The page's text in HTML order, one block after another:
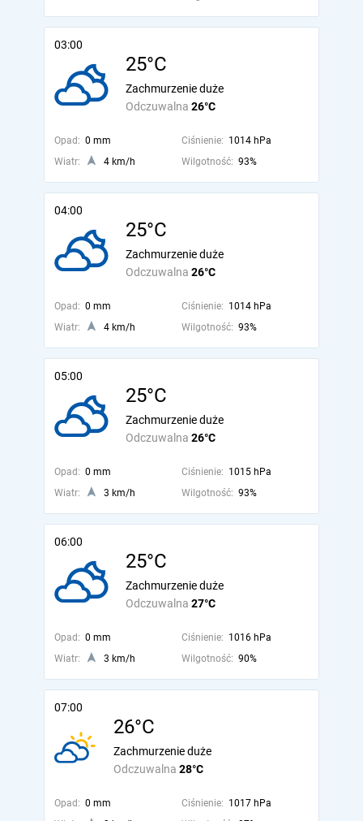
03:00
25°C
Odczuwalna 26°C
Zachmurzenie duże
Opad: 0 mm Ciśnienie: 1014 hPa
Wiatr:
4 km/h Wilgotność: 93%
04:00
25°C
Odczuwalna 26°C
Zachmurzenie duże
Opad: 0 mm Ciśnienie: 1014 hPa
Wiatr:
4 km/h Wilgotność: 93%
05:00
25°C
Odczuwalna 26°C
Zachmurzenie duże
Opad: 0 mm Ciśnienie: 1015 hPa
Wiatr:
3 km/h Wilgotność: 93%
06:00
25°C
Odczuwalna 27°C
Zachmurzenie duże
Opad: 0 mm Ciśnienie: 1016 hPa
Wiatr:
3 km/h Wilgotność: 90%
07:00
26°C
Odczuwalna 28°C
Zachmurzenie duże
Opad: 0 mm Ciśnienie: 1017 hPa